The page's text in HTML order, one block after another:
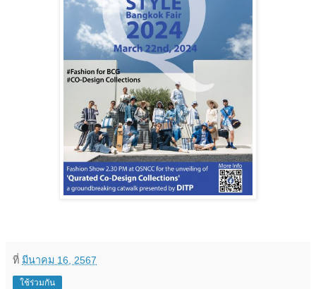
ที่ มีนาคม 16, 2567
ใช้ร่วมกัน